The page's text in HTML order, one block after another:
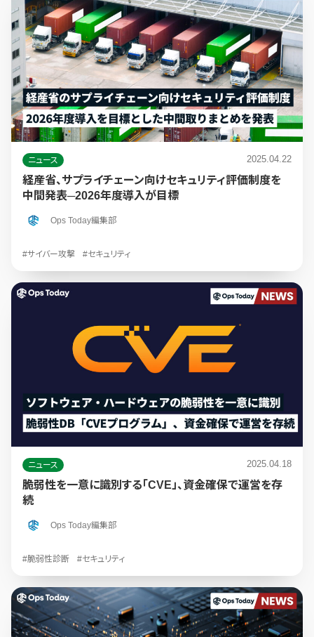
ニュース 2025.04.22
経産省、サプライチェーン向けセキュリティ評価制度を
中間発表─2026年度導入が目標
Ops Today編集部
#サイバー攻撃 #セキュリティ
ニュース 2025.04.18
脆弱性を一意に識別する「CVE」、資金確保で運営を存
続
Ops Today編集部
#脆弱性診断 #セキュリティ